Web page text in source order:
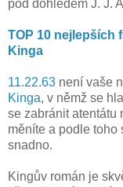
pod dohledem J. J.
TOP 10 nejlepších
Kinga
11.22.63 není vaše
Kinga, v němž se
se zabránit atentátu
měníte a podle toho
snadno.
Kingův román je